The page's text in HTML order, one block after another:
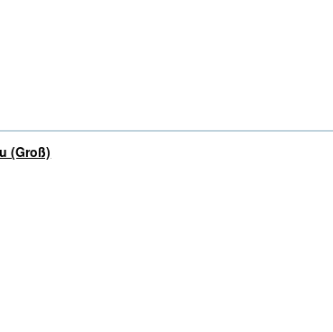
(Groß)